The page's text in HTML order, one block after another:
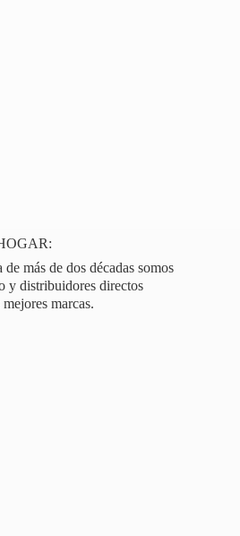
más de dos décadas somos
y distribuidores directos
mejores marcas.